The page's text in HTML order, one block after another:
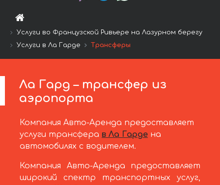
Услуги во Французской Ривьере на Лазурном берегу
Услуги в Ла Гарде
Трансферы
Ла Гард – трансфер из
аэропорта
Компания Авто-Аренда предоставляет
услуги трансфера в Ла Гарде на
автомобилях с водителем.
Компания Авто-Аренда предоставляет
широкий спектр транспортных услуг,